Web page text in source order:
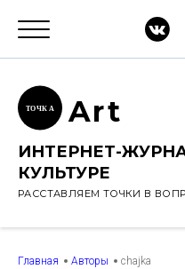
ТОЧК А Art
ИНТЕРНЕТ-
КУЛЬТУРЕ
РАССТАВЛЯЕМ ТОЧКИ В
Главная Авторы chajka